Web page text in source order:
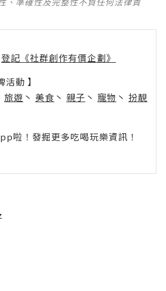
登記《社群創作有價企劃》
動 】
旅遊 丶 美食 丶 親子 丶 寵物 丶 扮靚
啦！發掘更多吃喝玩樂資訊！